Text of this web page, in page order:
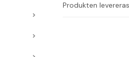
Produkten